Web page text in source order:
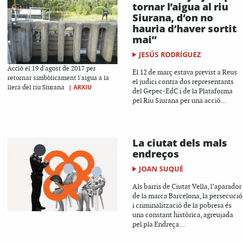
Acció el 19 d'agost de 2017 per
retornar simbòlicament l'aigua a la
llera del riu Siurana
| ARXIU
tornar l’aigua al riu
Siurana, d’on no
hauria d’haver sortit
mai”
JESÚS RODRÍGUEZ
El 12 de març estava previst a Reus
el judici contra dos representants
del Gepec-EdC i de la Plataforma
pel Riu Siurana per una acció...
La ciutat dels mals
endreços
JOAN SUQUÉ
Als barris de Ciutat Vella, l’aparador
de la marca Barcelona, la persecució
i criminalització de la pobresa és
una constant històrica, agreujada
pel pla Endreça...